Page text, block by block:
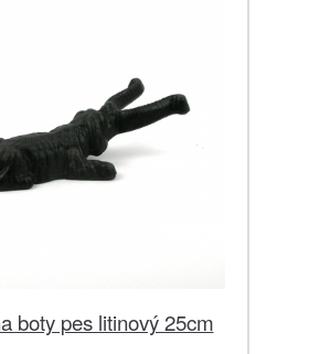
boty pes litinový 25cm